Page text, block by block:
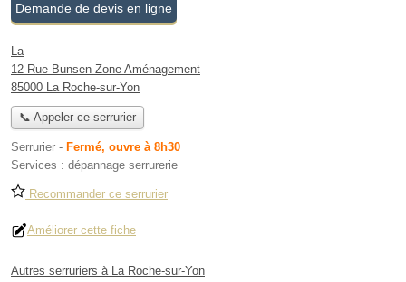
Demande de devis en ligne
La
12 Rue Bunsen Zone Aménagement
85000 La Roche-sur-Yon
📞 Appeler ce serrurier
Serrurier - Fermé, ouvre à 8h30
Services : dépannage serrurerie
Recommander ce serrurier
Améliorer cette fiche
Autres serruriers à La Roche-sur-Yon